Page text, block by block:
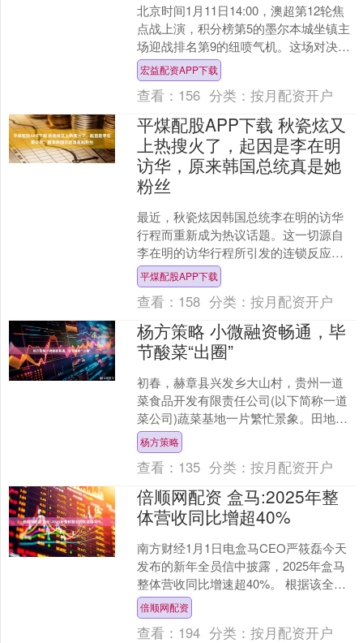
北京时间1月11日14:00，澳超第12轮焦
点战上演，积分榜第5的墨尔本城坐镇主
场迎战排名第9的纽喷气机。这场对决不
仅是中游卡位与保级抢分的较量，更呈
现出传控压....
宏益配资APP下载
查看： 156 分类：按月配资开户
平煤配股APP下载 秋瓷炫又
上热搜火了，起因是李在明
访华，原来韩国总统真是她
粉丝
最近，秋瓷炫因韩国总统李在明的访华
行程而重新成为热议话题。这一切源自
李在明的访华行程所引发的连锁反应，
让这位曾因《回家的诱惑》在中国走红
的韩国女演员，再次成为媒....
平煤配股APP下载
查看： 158 分类：按月配资开户
杨方策略 小微融资畅通，毕
节酸菜“出圈”
初春，赫章县兴发乡大山村，贵州一道
菜食品开发有限责任公司(以下简称一道
菜公司)蔬菜基地一片繁忙景象。田地
里，农户们弯腰俯身移栽青菜；车间
内，收购的青菜陆续被送上....
杨方策略
查看： 135 分类：按月配资开户
倍顺网配资 盒马:2025年整
体营收同比增超40%
南方财经1月1日电盒马CEO严筱磊今天
发布的新年全员信中披露，2025年盒马
整体营收同比增速超40%。 根据该全员
信的内容，盒马鲜生与超盒算NB双业态
已服务超1....
倍顺网配资
查看： 194 分类：按月配资开户